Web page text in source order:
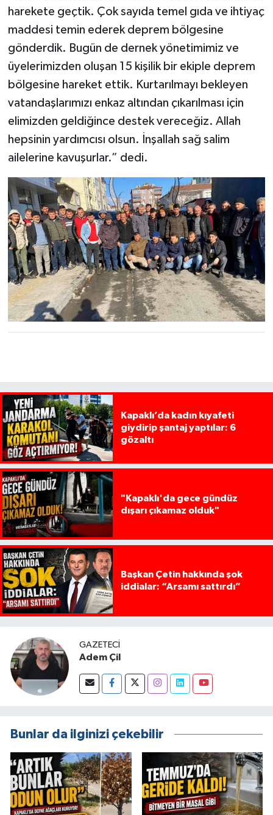
harekete geçtik. Çok sayıda temel gıda ve ihtiyaç
maddesi temin ederek deprem bölgesine
gönderdik. Bugün de dernek yönetimimiz ve
üyelerimizden oluşan 15 kişilik bir ekiple deprem
bölgesine hareket ettik. Kurtarılmayı bekleyen
vatandaşlarımızı enkaz altından çıkarılması için
elimizden geldiğince destek vereceğiz. Allah
hepsinin yardımcısı olsun. İnşallah sağ salim
ailelerine kavuşurlar.” dedi.
Kapaklı’da kadın kıyafeti
giydirip şantaj yaptılar: 6
gözaltı
"Kapaklı'da gece gündüz
dışarı çıkamaz olduk"
Başkan Çetin hakkında şok
iddialar: “Arsamı sattırdı”
GAZETECI
Adem Çil
Bunlar da ilginizi çekebilir